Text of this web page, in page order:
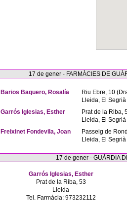
17 de gener - FARMÀCIES DE
Barios Baquero, Rosalía
Riu Ebre, 10
Lleida, El Segrià
Garrós Iglesias, Esther
Prat de la Riba,
Lleida, El Segrià
Freixinet Fondevila, Joan
Passeig de
Lleida, El Segrià
17 de gener - GUÀRDIA
Garrós Iglesias, Esther
Prat de la Riba, 53
Lleida
Tel. Farmàcia: 973232112